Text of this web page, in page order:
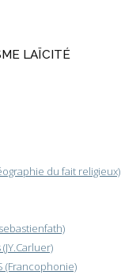
LAÏCITÉ
du fait religieux)
(Francophonie)